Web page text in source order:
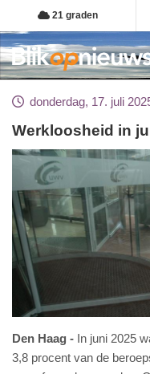
Overslaan
en
naar
de
gaan
21 graden
donderdag, 17. juli
Werkloosheid in
Den Haag
In juni 2025
3,8 procent van de